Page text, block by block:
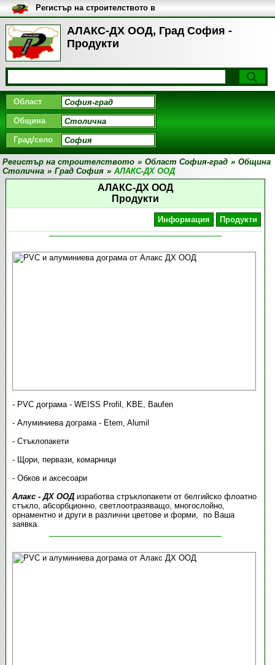
АЛАКС-ДХ ООД, Град София -
Продукти
Регистър на строителството в
България
Област
Община
Град/село
Регистър на строителството » Област София-град » Община
Столична » Град София » АЛАКС-ДХ ООД
АЛАКС-ДХ ООД
Продукти
Информация Продукти
- PVC дограма - WEISS Profil, KBE, Baufen
- Алуминиева дограма - Etem, Alumil
- Стъклопакети
- Щори, первази, комарници
- Обков и аксесоари
Алакс - ДХ ООДизработва стръклопакети от белгийско флоатно
стъкло, абсорбционно, светлоотразяващо, многослойно,
орнаментно и други в различни цветове и форми, по Ваша
заявка.